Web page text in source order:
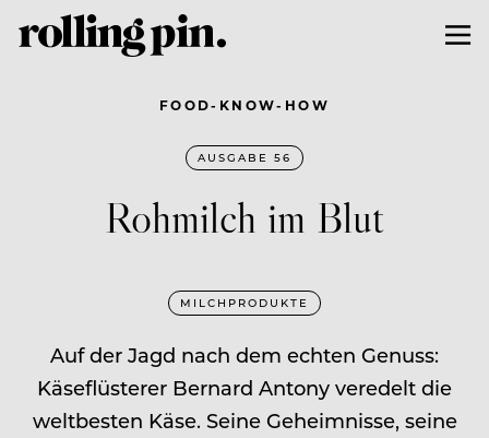
FOOD-KNOW-HOW
AUSGABE 56
Rohmilch im Blut
MILCHPRODUKTE
Auf der Jagd nach dem echten Genuss:
Käseflüsterer Bernard Antony veredelt die
weltbesten Käse. Seine Geheimnisse, seine